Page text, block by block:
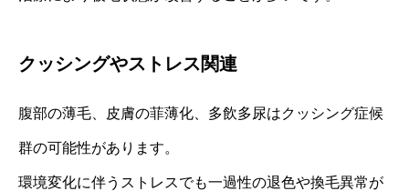
クッシングやストレス関連
腹部の薄毛、皮膚の菲薄化、多飲多尿はクッシング症候
群の可能性があります。
環境変化に伴うストレスでも一過性の退色や換毛異常が